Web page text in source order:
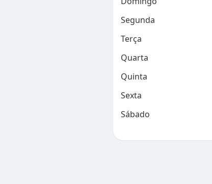
Segunda
Terça
Quarta
Quinta
Sexta
Sábado